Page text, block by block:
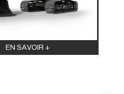
EN SAVOIR +